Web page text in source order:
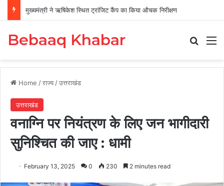
Bebaaq Khabar
Home /राज्य /उत्तराखंड
उत्तराखंड
वनाग्नि पर नियंत्रण के लिए जन भागीदारी
सुनिश्चित की जाए : धामी
February 13, 2025 0 230 2 minutes read